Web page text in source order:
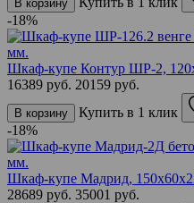
В корзину
-18%
Шкаф-купе Контур ШР-2,
16389 руб. 20159 руб.
В корзину
Купить в 1 клик
-18%
Шкаф-купе Мадрид,
28689 руб. 35001 руб.